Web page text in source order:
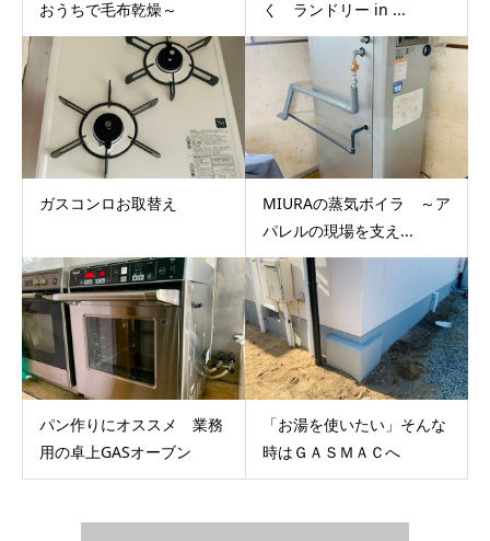
おうちで毛布乾燥～
く ランドリー in ...
ガスコンロお取替え
MIURAの蒸気ボイラ ～ア
パレルの現場を支え...
パン作りにオススメ 業務
用の卓上GASオーブン
「お湯を使いたい」そんな
時はＧＡＳＭＡＣへ